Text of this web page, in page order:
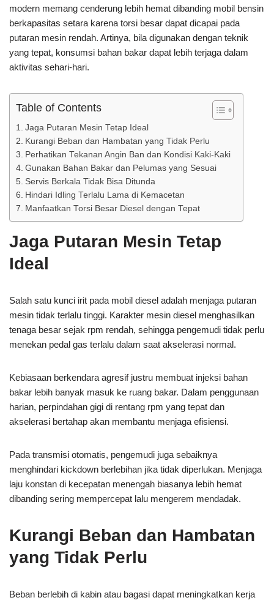
modern memang cenderung lebih hemat dibanding mobil bensin
berkapasitas setara karena torsi besar dapat dicapai pada
putaran mesin rendah. Artinya, bila digunakan dengan teknik
yang tepat, konsumsi bahan bakar dapat lebih terjaga dalam
aktivitas sehari-hari.
Table of Contents
Jaga Putaran Mesin Tetap Ideal
Kurangi Beban dan Hambatan yang Tidak Perlu
Perhatikan Tekanan Angin Ban dan Kondisi Kaki-Kaki
Gunakan Bahan Bakar dan Pelumas yang Sesuai
Servis Berkala Tidak Bisa Ditunda
Hindari Idling Terlalu Lama di Kemacetan
Manfaatkan Torsi Besar Diesel dengan Tepat
Jaga Putaran Mesin Tetap
Ideal
Salah satu kunci irit pada mobil diesel adalah menjaga putaran
mesin tidak terlalu tinggi. Karakter mesin diesel menghasilkan
tenaga besar sejak rpm rendah, sehingga pengemudi tidak perlu
menekan pedal gas terlalu dalam saat akselerasi normal.
Kebiasaan berkendara agresif justru membuat injeksi bahan
bakar lebih banyak masuk ke ruang bakar. Dalam penggunaan
harian, perpindahan gigi di rentang rpm yang tepat dan
akselerasi bertahap akan membantu menjaga efisiensi.
Pada transmisi otomatis, pengemudi juga sebaiknya
menghindari kickdown berlebihan jika tidak diperlukan. Menjaga
laju konstan di kecepatan menengah biasanya lebih hemat
dibanding sering mempercepat lalu mengerem mendadak.
Kurangi Beban dan Hambatan
yang Tidak Perlu
Beban berlebih di kabin atau bagasi dapat meningkatkan kerja